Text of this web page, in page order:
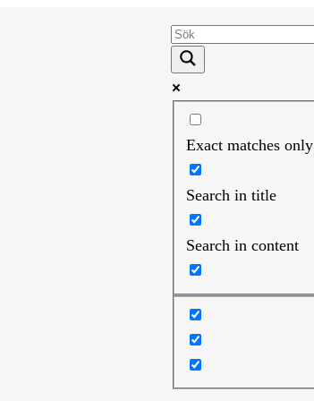
Exact matches only
Search in title
Search in content